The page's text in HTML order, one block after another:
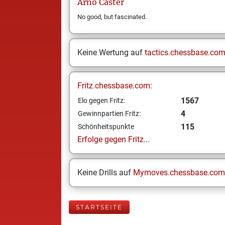
Arno Caster
No good, but fascinated.
Keine Wertung auf tactics.chessbase.com
Fritz.chessbase.com:
Elo gegen Fritz: 1567
Gewinnpartien Fritz: 4
Schönheitspunkte
115
Erfolge gegen Fritz...
Keine Drills auf Mymoves.chessbase.com
STARTSEITE